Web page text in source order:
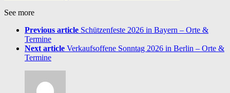
See more
Previous article Schützenfeste 2026 in Bayern – Orte &
Termine
Next article Verkaufsoffene Sonntag 2026 in Berlin – Orte &
Termine